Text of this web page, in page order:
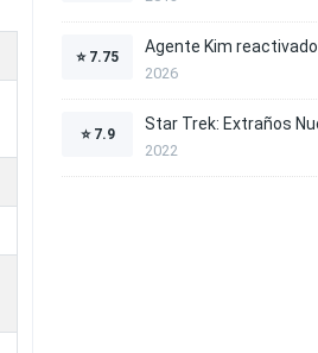
⭐ 7.75
Agente Kim reactivado
2026
⭐ 7.9
2022